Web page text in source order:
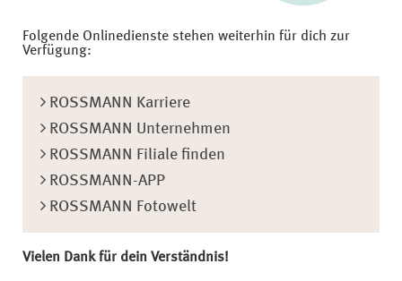
Folgende Onlinedienste stehen weiterhin für dich zur
Verfügung:
ROSSMANN Karriere
ROSSMANN Unternehmen
ROSSMANN Filiale finden
ROSSMANN-APP
ROSSMANN Fotowelt
Vielen Dank für dein Verständnis!